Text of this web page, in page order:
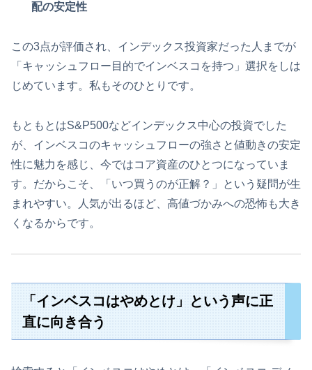
配の安定性
この3点が評価され、インデックス投資家だった人までが
「キャッシュフロー目的でインベスコを持つ」選択をしは
じめています。私もそのひとりです。
もともとはS&P500などインデックス中心の投資でした
が、インベスコのキャッシュフローの強さと値動きの安定
性に魅力を感じ、今ではコア資産のひとつになっていま
す。だからこそ、「いつ買うのが正解？」という疑問が生
まれやすい。人気が出るほど、高値づかみへの恐怖も大き
くなるからです。
「インベスコはやめとけ」という声に正
直に向き合う